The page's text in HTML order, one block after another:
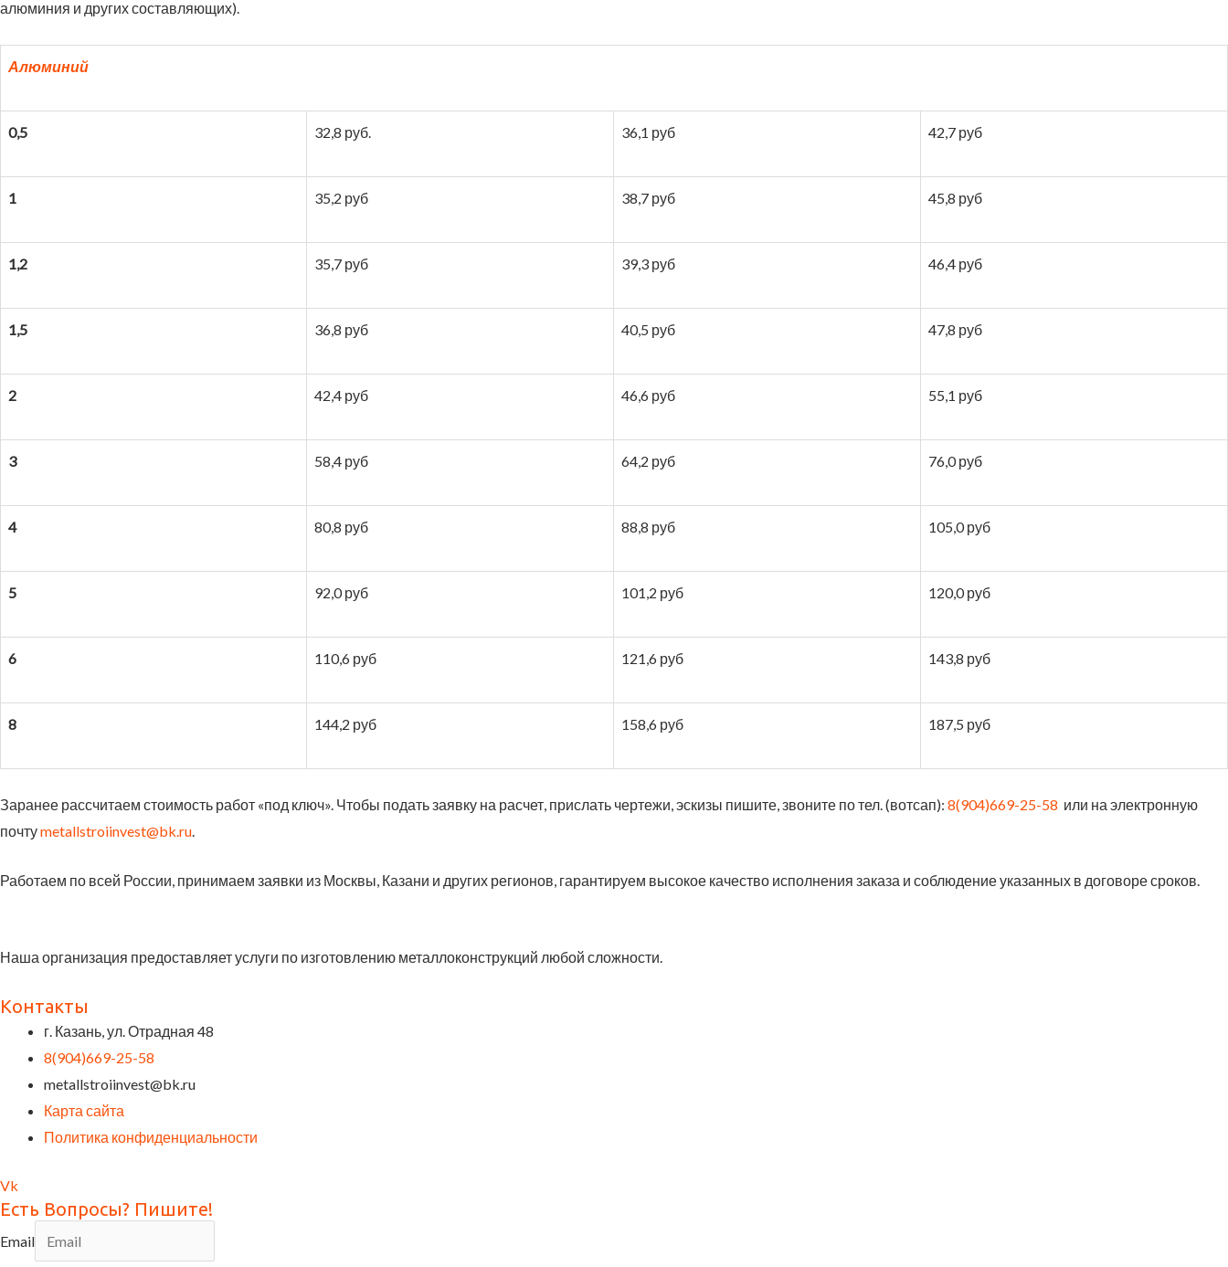
алюминия и других составляющих).
Алюминий
0,5 32,8 руб. 36,1 руб 42,7 руб
1 35,2 руб 38,7 руб 45,8 руб
1,2 35,7 руб 39,3 руб 46,4 руб
1,5 36,8 руб 40,5 руб 47,8 руб
2 42,4 руб 46,6 руб 55,1 руб
3 58,4 руб 64,2 руб 76,0 руб
4 80,8 руб 88,8 руб 105,0 руб
5 92,0 руб 101,2 руб 120,0 руб
6 110,6 руб 121,6 руб 143,8 руб
8 144,2 руб 158,6 руб 187,5 руб
Заранее рассчитаем стоимость работ «под ключ». Чтобы подать заявку на расчет, прислать чертежи, эскизы пишите, звоните по тел. (вотсап): 8(904)669-25-58 или на электронную
почтуmetallstroiinvest@bk.ru
Работаем по всей России, принимаем заявки из Москвы, Казани и других регионов, гарантируем высокое качество исполнения заказа и соблюдение указанных в договоре сроков.
Наша организация предоставляет услуги по изготовлению металлоконструкций любой сложности.
Контакты
г. Казань, ул. Отрадная 48
8(904)669-25-58
metallstroiinvest@bk.ru
Карта сайта
Политика конфиденциальности
Vk
Есть Вопросы? Пишите!
Email